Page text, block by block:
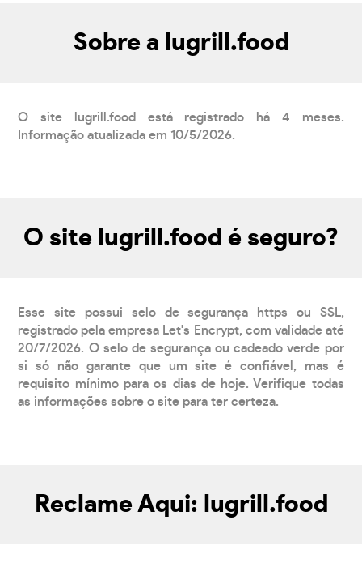
Sobre a lugrill.food
O site lugrill.food está registrado há 4 meses.
Informação atualizada em 10/5/2026.
O site lugrill.food é seguro?
Esse site possui selo de segurança https ou SSL,
registrado pela empresa Let's Encrypt, com validade até
20/7/2026. O selo de segurança ou cadeado verde por
si só não garante que um site é confiável, mas é
requisito mínimo para os dias de hoje. Verifique todas
as informações sobre o site para ter certeza.
Reclame Aqui: lugrill.food